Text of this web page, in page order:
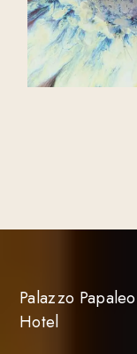
Palazzo Papaleo
Hotel